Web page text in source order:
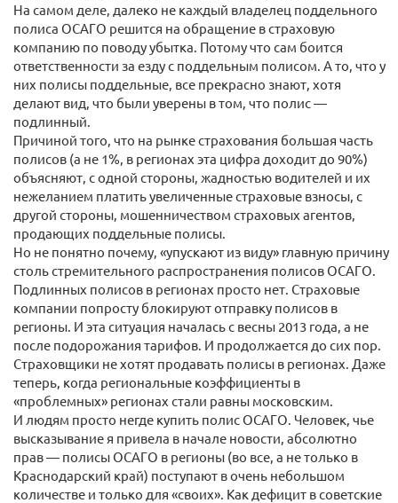
На самом деле, далеко не каждый владелец поддельного
полиса ОСАГО решится на обращение в страховую
компанию по поводу убытка. Потому что сам боится
ответственности за езду с поддельным полисом. А то, что у
них полисы поддельные, все прекрасно знают, хотя
делают вид, что были уверены в том, что полис —
подлинный.
Причиной того, что на рынке страхования большая часть
полисов (а не 1%, в регионах эта цифра доходит до 90%)
объясняют, с одной стороны, жадностью водителей и их
нежеланием платить увеличенные страховые взносы, с
другой стороны, мошенничеством страховых агентов,
продающих поддельные полисы.
Но не понятно почему, «упускают из виду» главную причину
столь стремительного распространения полисов ОСАГО.
Подлинных полисов в регионах просто нет. Страховые
компании попросту блокируют отправку полисов в
регионы. И эта ситуация началась с весны 2013 года, а не
после подорожания тарифов. И продолжается до сих пор.
Страховщики не хотят продавать полисы в регионах. Даже
теперь, когда региональные коэффициенты в
«проблемных» регионах стали равны московским.
И людям просто негде купить полис ОСАГО. Человек, чье
высказывание я привела в начале новости, абсолютно
прав — полисы ОСАГО в регионы (во все, а не только в
Краснодарский край) поступают в очень небольшом
количестве и только для «своих». Как дефицит в советские